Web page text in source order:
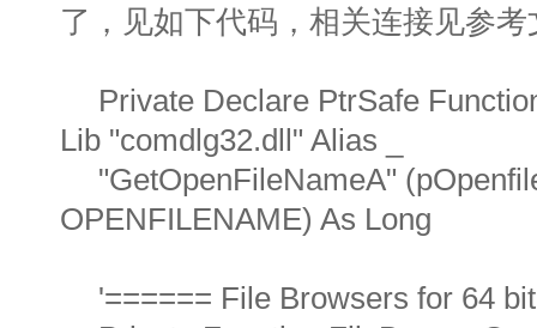
了，见如下代码，相关连接见参考
Private Declare PtrSafe
Lib "comdlg32.dll" Alias _
"GetOpenFileNameA"
OPENFILENAME) As Long
'====== File Browsers for 64